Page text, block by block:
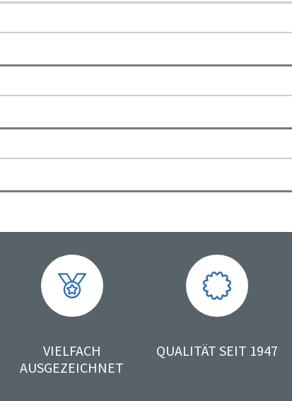
VIELFACH
AUSGEZEICHNET
QUALITÄT SEIT 1947